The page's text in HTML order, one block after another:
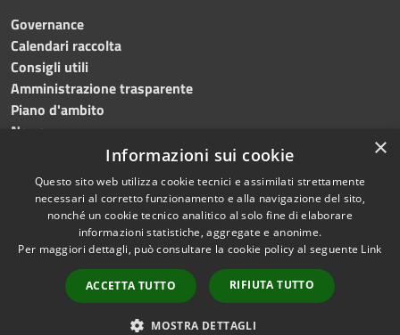
Governance
Calendari raccolta
Consigli utili
Amministrazione trasparente
Piano d'ambito
News
Accessibilità
Copyright © 2023 •
Trapani provincia nord•
Powered
byMunicipium•Redazione
×
Informazioni sui cookie
Questo sito web utilizza cookie tecnici e assimilati strettamente
necessari al corretto funzionamento e alla navigazione del sito,
nonché un cookie tecnico analitico al solo fine di elaborare
informazioni statistiche, aggregate e anonime.
Per maggiori dettagli, può consultare la cookie policy al seguente Link
ACCETTA TUTTO RIFIUTA TUTTO
MOSTRA DETTAGLI